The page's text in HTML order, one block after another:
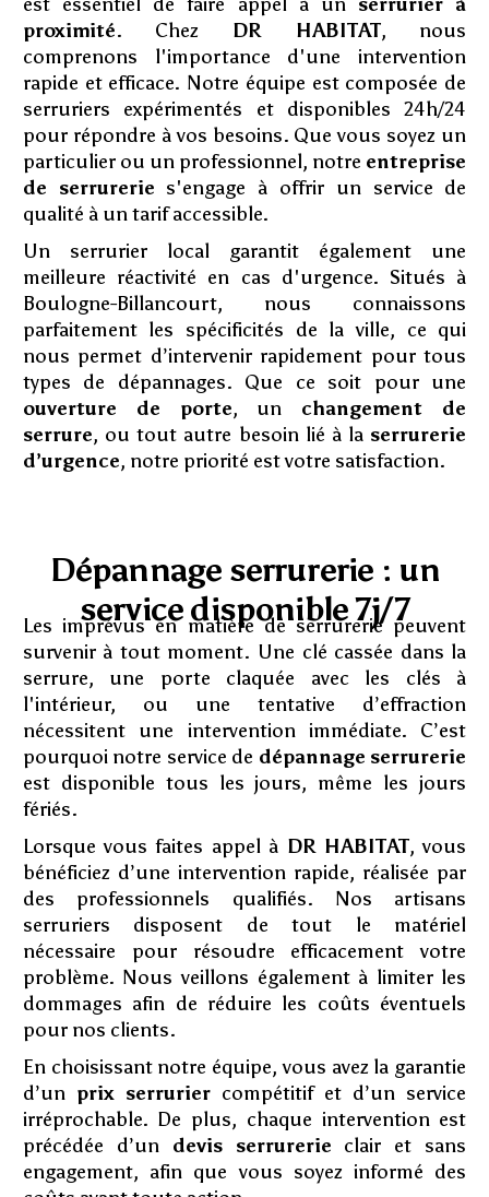
proximité. Chez DR HABITAT, nous
comprenons l'importance d'une intervention
rapide et efficace. Notre équipe est composée de
serruriers expérimentés et disponibles 24h/24
pour répondre à vos besoins. Que vous soyez un
particulier ou un professionnel, notre entreprise
de serrurerie s'engage à offrir un service de
qualité à un tarif accessible.
Un serrurier local garantit également une
meilleure réactivité en cas d'urgence. Situés à
Boulogne-Billancourt, nous connaissons
parfaitement les spécificités de la ville, ce qui
nous permet d’intervenir rapidement pour tous
types de dépannages. Que ce soit pour une
ouverture de porte, un changement de
serrure, ou tout autre besoin lié à la serrurerie
d’urgence, notre priorité est votre satisfaction.
Dépannage serrurerie : un
service disponible 7j/7
Les imprévus en matière de serrurerie peuvent
survenir à tout moment. Une clé cassée dans la
serrure, une porte claquée avec les clés à
l'intérieur, ou une tentative d’effraction
nécessitent une intervention immédiate. C’est
pourquoi notre service de dépannage serrurerie
est disponible tous les jours, même les jours
fériés.
Lorsque vous faites appel à DR HABITAT, vous
bénéficiez d’une intervention rapide, réalisée par
des professionnels qualifiés. Nos artisans
serruriers disposent de tout le matériel
nécessaire pour résoudre efficacement votre
problème. Nous veillons également à limiter les
dommages afin de réduire les coûts éventuels
pour nos clients.
En choisissant notre équipe, vous avez la garantie
d’un prix serruriercompétitif et d’un service
irréprochable. De plus, chaque intervention est
précédée d’un devis serrurerie clair et sans
engagement, afin que vous soyez informé des